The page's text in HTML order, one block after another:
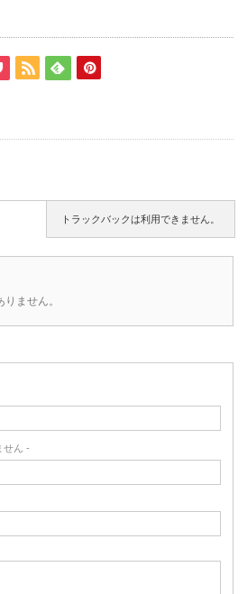
トラックバックは利用できません。
ません。
せん -